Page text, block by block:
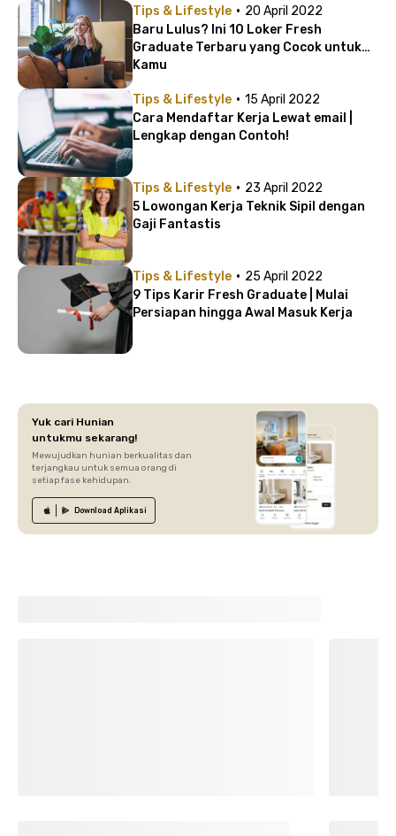
Tips & Lifestyle · 20 April 2022
Baru Lulus? Ini 10 Loker Fresh
Graduate Terbaru yang Cocok untuk
Kamu
Tips & Lifestyle · 15 April 2022
Cara Mendaftar Kerja Lewat email |
Lengkap dengan Contoh!
Tips & Lifestyle · 23 April 2022
5 Lowongan Kerja Teknik Sipil dengan
Gaji Fantastis
Tips & Lifestyle · 25 April 2022
9 Tips Karir Fresh Graduate | Mulai
Persiapan hingga Awal Masuk Kerja
Yuk cari Hunian
untukmu sekarang!
Mewujudkan hunian berkualitas dan
terjangkau untuk semua orang di
setiap fase kehidupan.
Download Aplikasi